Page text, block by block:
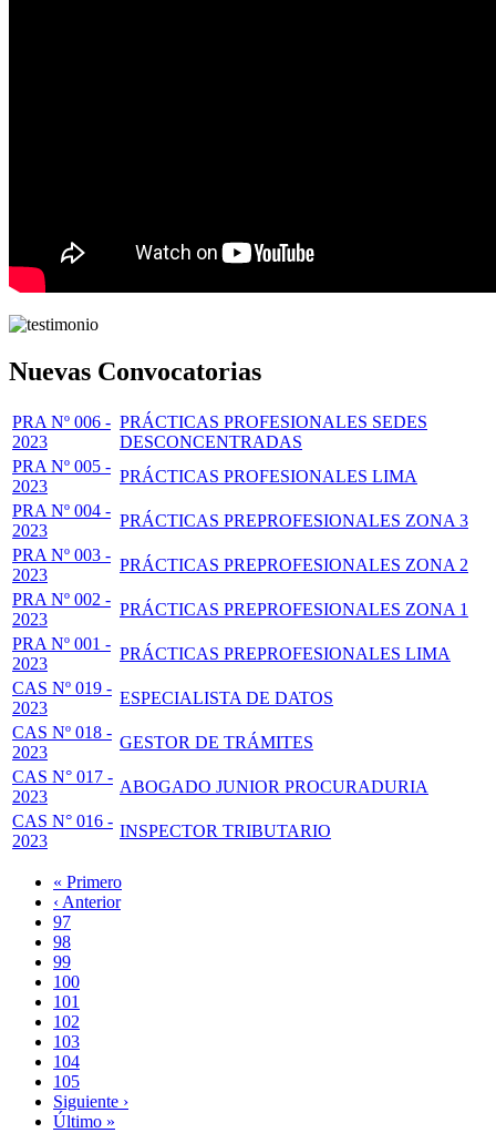
Nuevas Convocatorias
PRA Nº 006 -
2023
PRÁCTICAS PROFESIONALES SEDES
DESCONCENTRADAS
PRA Nº 005 -
2023
PRÁCTICAS PROFESIONALES LIMA
PRA Nº 004 -
2023
PRÁCTICAS PREPROFESIONALES ZONA 3
PRA Nº 003 -
2023
PRÁCTICAS PREPROFESIONALES ZONA 2
PRA Nº 002 -
2023
PRÁCTICAS PREPROFESIONALES ZONA 1
PRA Nº 001 -
2023
PRÁCTICAS PREPROFESIONALES LIMA
CAS Nº 019 -
2023
ESPECIALISTA DE DATOS
CAS Nº 018 -
2023
GESTOR DE TRÁMITES
CAS N° 017 -
2023
ABOGADO JUNIOR PROCURADURIA
CAS N° 016 -
2023
INSPECTOR TRIBUTARIO
Paginación
Primera
página
« Primero
Página
anterior
‹ Anterior
Page
97
Page
98
Page
99
Page
100
Página
actual
101
Page
102
Page
103
Page
104
Page
105
Siguiente
página
Siguiente ›
Última
Último »